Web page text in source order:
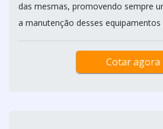
das mesmas, promovendo sempre
a manutenção desses
Cotar agora